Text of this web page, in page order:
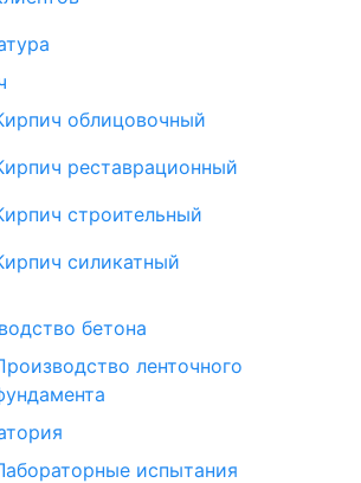
облицовочный
реставрационный
строительный
силикатный
бетона
ленточного
испытания